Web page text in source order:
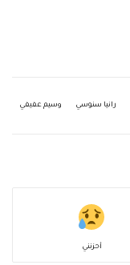
رانيا سنوسي وسيم عفيفي
أحزنني